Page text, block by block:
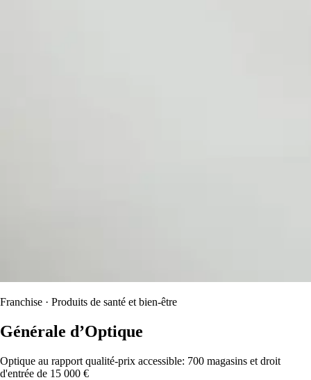
Franchise · Produits de santé et bien-être
Générale d’Optique
Optique au rapport qualité-prix accessible: 700 magasins et droit
d'entrée de 15 000 €